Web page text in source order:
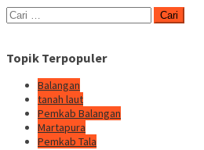
Cari
untuk:
Topik Terpopuler
Balangan
tanah laut
Pemkab Balangan
Martapura
Pemkab Tala